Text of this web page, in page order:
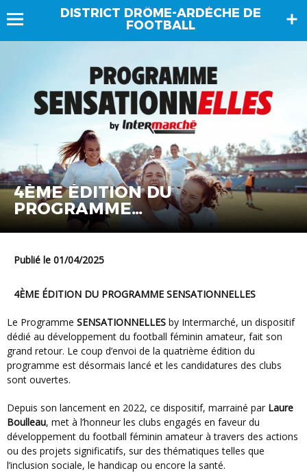
DISTRICT DRÔME-ARDÈCHE DE
FOOTBALL
4ÈME ÉDITION DU
PROGRAMME
SENSATIONNELLES
Publié le 01/04/2025
4ÈME ÉDITION DU PROGRAMME SENSATIONNELLES
Le Programme SENSATIONNELLES by Intermarché, un dispositif
dédié au développement du football féminin amateur, fait son
grand retour. Le coup d’envoi de la quatrième édition du
programme est désormais lancé et les candidatures des clubs
sont ouvertes.
Depuis son lancement en 2022, ce dispositif, marrainé par Laure
Boulleau, met à l’honneur les clubs engagés en faveur du
développement du football féminin amateur à travers des actions
ou des projets significatifs, sur des thématiques telles que
l’inclusion sociale, le handicap ou encore la santé.